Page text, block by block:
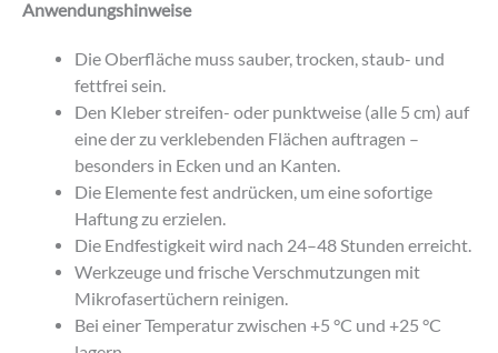
Anwendungshinweise
Die Oberfläche muss sauber, trocken, staub- und
fettfrei sein.
Den Kleber streifen- oder punktweise (alle 5 cm) auf
eine der zu verklebenden Flächen auftragen –
besonders in Ecken und an Kanten.
Die Elemente fest andrücken, um eine sofortige
Haftung zu erzielen.
Die Endfestigkeit wird nach 24–48 Stunden erreicht.
Werkzeuge und frische Verschmutzungen mit
Mikrofasertüchern reinigen.
Bei einer Temperatur zwischen +5 °C und +25 °C